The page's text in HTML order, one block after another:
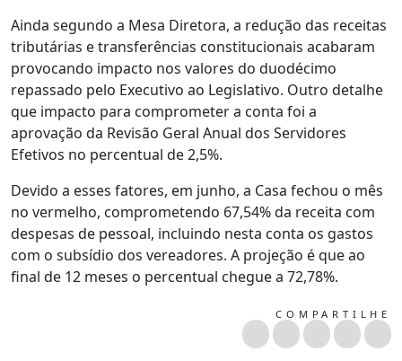
Ainda segundo a Mesa Diretora, a redução das receitas
tributárias e transferências constitucionais acabaram
provocando impacto nos valores do duodécimo
repassado pelo Executivo ao Legislativo. Outro detalhe
que impacto para comprometer a conta foi a
aprovação da Revisão Geral Anual dos Servidores
Efetivos no percentual de 2,5%.
Devido a esses fatores, em junho, a Casa fechou o mês
no vermelho, comprometendo 67,54% da receita com
despesas de pessoal, incluindo nesta conta os gastos
com o subsídio dos vereadores. A projeção é que ao
final de 12 meses o percentual chegue a 72,78%.
COMPARTILHE